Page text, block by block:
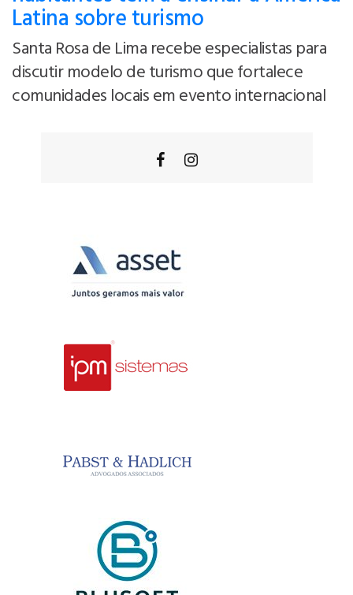
Latina sobre turismo
Santa Rosa de Lima recebe especialistas para
discutir modelo de turismo que fortalece
comunidades locais em evento internacional